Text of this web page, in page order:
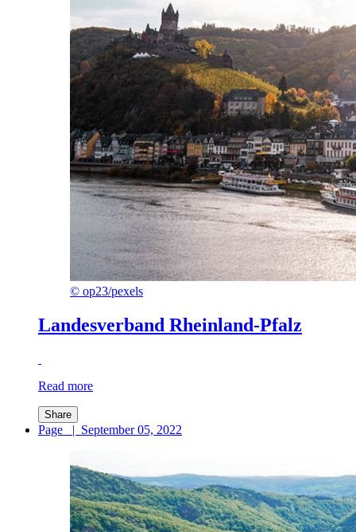
© op23/pexels
Landesverband Rheinland-Pfalz
Read more
Share
Page | September 05, 2022